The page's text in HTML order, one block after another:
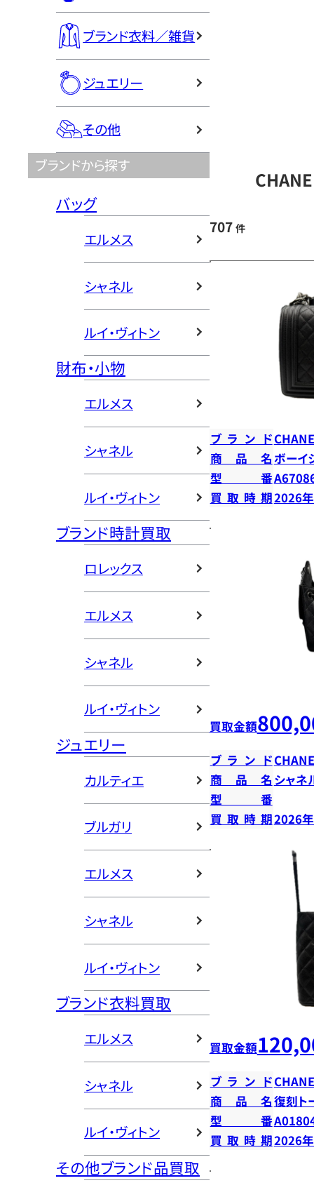
ブランド衣料／雑貨
ジュエリー
その他
ブランドから探す
バッグ
エルメス
シャネル
ルイ・ヴィトン
財布・小物
エルメス
シャネル
ルイ・ヴィトン
ブランド時計買取
ロレックス
エルメス
シャネル
ルイ・ヴィトン
ジュエリー
カルティエ
ブルガリ
エルメス
シャネル
ルイ・ヴィトン
ブランド衣料買取
エルメス
シャネル
ルイ・ヴィトン
その他ブランド品買取
707 件
ブランド
商品名ボーイ
型番
買取時期2026
買取金額
ブランド
商品名 シャネ
型番
買取時期2026
買取金額
ブランド
商品名復刻ト
型番
買取時期2026